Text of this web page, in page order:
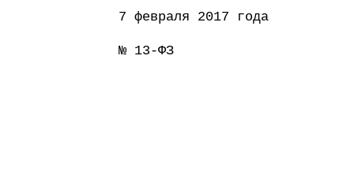
7 февраля 2017 года
№ 13-ФЗ